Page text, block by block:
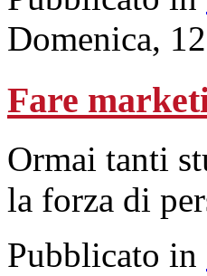
Domenica,
Fare
Ormai tanti
la forza di
Pubblicato in